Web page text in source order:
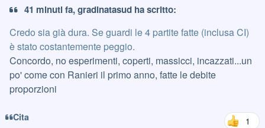
41 minuti fa, gradinatasud ha scritto:
Credo sia già dura. Se guardi le 4 partite fatte (inclusa CI)
è stato costantemente peggio.
Concordo, no esperimenti, coperti, massicci, incazzati...un
po' come con Ranieri il primo anno, fatte le debite
proporzioni
Cita 1